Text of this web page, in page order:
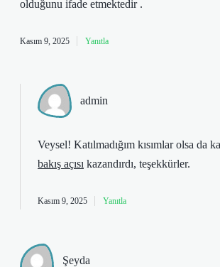
olduğunu ifade etmektedir .
Kasım 9, 2025 Yanıtla
admin
Veysel! Katılmadığım kısımlar olsa da
bakış açısı kazandırdı, teşekkürler.
Kasım 9, 2025 Yanıtla
Şeyda